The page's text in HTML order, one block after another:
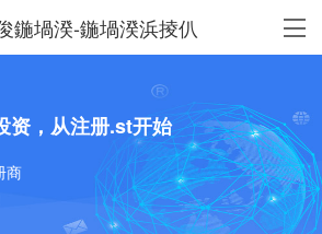
鍦堝湀-鍦堝湀浜掕仈
资，从注册.st开始
商